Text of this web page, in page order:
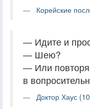
Корейские
— Идите и
— Шею?
— Или
в
Доктор Хаус